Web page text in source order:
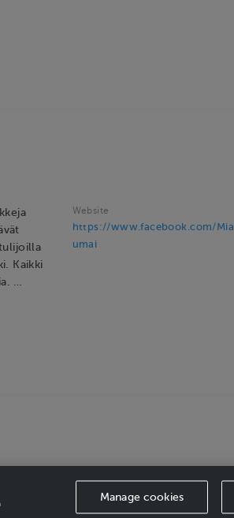
Kaikki
…
Website
https://www.facebook.com/Mia
umai
Manage cookies